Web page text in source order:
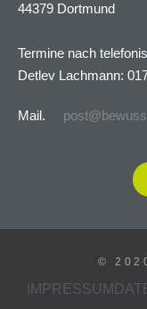
44379 Dortmund
Termine nach
Detlev Lachmann:
Mail.
©
IMPRESSUM